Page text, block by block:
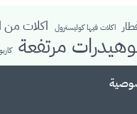
اكلات فيها كوليسترول اكلات من
مرتفعة